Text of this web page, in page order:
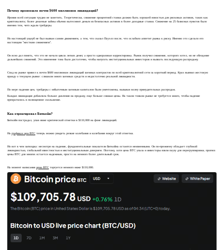
Почему произошло почти $600 миллионов ликвидаций?
Ирония всей ситуации трудно не заметить. Теоретически, снижение процентной ставки должно быть хорошей новостью для рисковых активов, таких как
криптовалюта; более дешевые займы обычно вытесняют деньги из безопасных активов в более доходные ставки. Снижение на 25 базисных пунктов было
именно тем, чего ждали трейдеры.
Но настоящий ущерб не был вызван самим движением, а тем, что сказал Пауэлл после, что ослабило аппетит рынка к риску. Именно это сделало его
настоящим "жестким снижением".
Он ясно дал понять, что это не начало цикла легких денег, а просто одноразовая корректировка. Рынок получил снижение, которого хотел, но не обещание
дальнейших снижений. Это изменение тона было достаточно, чтобы напугать институциональных инвесторов и вызвать последующую распродажу.
Спад на рынке привел к почти $600 миллионам ликвидаций заемных контрактов по всей криптовалютной сети за короткий период. Крах выявил жестокую
правду о текущем рынке: слишком много заемных средств и недостаточно реальной ликвидности.
По мере падения цен, трейдеры с избыточным заемным капиталом были уничтожены, вызывая волну принудительных распродаж.
Каждая ликвидация добавляла больше давления на продажу, еще больше снижая цены. На таком тонком рынке не требуется много, чтобы падение
превратилось в полноценное скольжение.
Как отреагировал Биткойн?
Биткойн пострадал, упав ниже критической отметки в $110,000 на фоне ликвидаций.
На графиках цен BTCтеперь можно увидеть резкие колебания и колебания вокруг этой отметки.
Но вот в чем загвоздка: несмотря на падение, фундаментальные показатели Биткойна остаются неизменными. Он по-прежнему обладает глубокой
ликвидностью, глобальной известностью и институциональным доверием. Поэтому, хотя цена BTC упала и инвесторы взяли паузу для перегруппировки, прогноз
цены BTC для многих остается надежным, просто на немного более длительный срок.
На момент написания цена BTCторгуется немного ниже $110,000.